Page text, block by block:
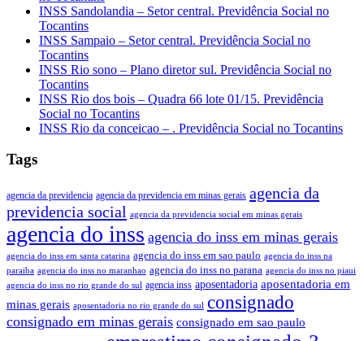
INSS Sandolandia – Setor central. Previdência Social no
Tocantins
INSS Sampaio – Setor central. Previdência Social no
Tocantins
INSS Rio sono – Plano diretor sul. Previdência Social no
Tocantins
INSS Rio dos bois – Quadra 66 lote 01/15. Previdência
Social no Tocantins
INSS Rio da conceicao – . Previdência Social no Tocantins
Tags
agencia da previdencia agencia da previdencia em minas gerais agencia da
previdencia social agencia da previdencia social em minas gerais
agencia do inss agencia do inss em minas gerais
agencia do inss em santa catarina agencia do inss em sao paulo agencia do inss na
paraiba agencia do inss no maranhao agencia do inss no parana agencia do inss no piaui
agencia do inss no rio grande do sul agencia inss aposentadoria aposentadoria em
minas gerais aposentadoria no rio grande do sul consignado
consignado em minas gerais consignado em sao paulo